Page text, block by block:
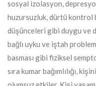
sosyal izolasyon,
huzursuzluk, dürtü kontrol
düşünceleri gibi duygu ve
bağlı uyku ve iştah
basması gibi fiziksel
sıra kumar bağımlılığı,